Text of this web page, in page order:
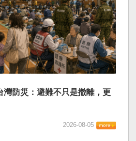
灣防災：避難不只是撤離，更
2026-08-05